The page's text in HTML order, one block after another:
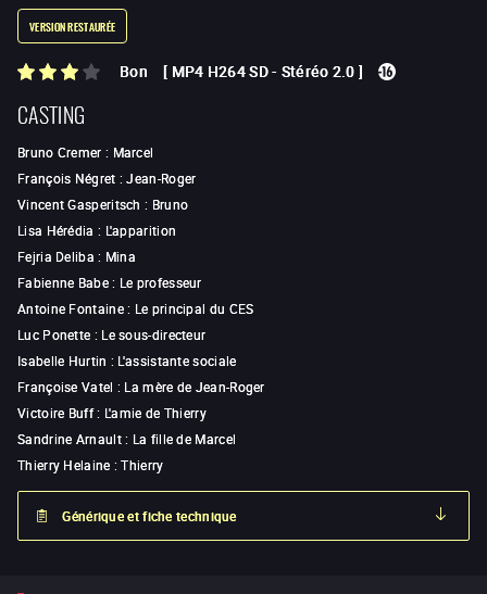
VERSION RESTAURÉE
Bon [ MP4 H264 SD- Stéréo 2.0 ]
CASTING
Bruno Cremer : Marcel
François Négret :Jean-Roger
Vincent Gasperitsch : Bruno
Lisa Hérédia : L'apparition
Fejria Deliba : Mina
Fabienne Babe: Le professeur
Antoine Fontaine: Le principal du CES
Luc Ponette : Le sous-directeur
Isabelle Hurtin : L'assistante sociale
Françoise Vatel : La mère de Jean-Roger
Victoire Buff: L'amie de Thierry
Sandrine Arnault: La fille de Marcel
Thierry Helaine :Thierry
Générique et fiche technique